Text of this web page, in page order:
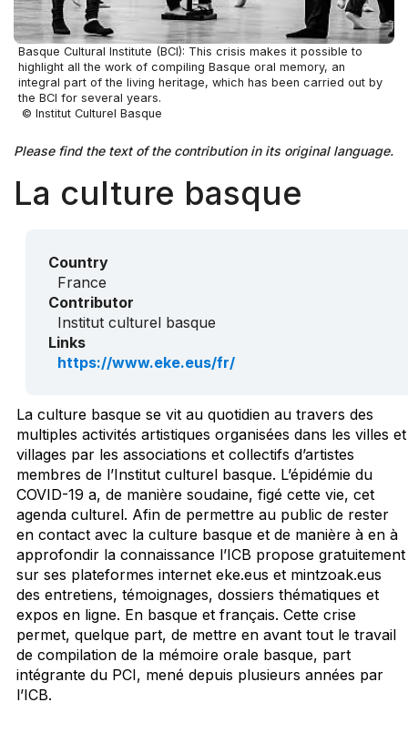
Basque Cultural Institute (BCI): This crisis makes it possible to
highlight all the work of compiling Basque oral memory, an
integral part of the living heritage, which has been carried out by
the BCI for several years.
© Institut Culturel Basque
Please find the text of the contribution in its original language.
La culture basque
Country
France
Contributor
Institut culturel basque
Links
https://www.eke.eus/fr/
La culture basque se vit au quotidien au travers des
multiples activités artistiques organisées dans les villes et
villages par les associations et collectifs d’artistes
membres de l’Institut culturel basque. L’épidémie du
COVID-19 a, de manière soudaine, figé cette vie, cet
agenda culturel. Afin de permettre au public de rester
en contact avec la culture basque et de manière à en à
approfondir la connaissance l’ICB propose gratuitement
sur ses plateformes internet eke.eus et mintzoak.eus
des entretiens, témoignages, dossiers thématiques et
expos en ligne. En basque et français. Cette crise
permet, quelque part, de mettre en avant tout le travail
de compilation de la mémoire orale basque, part
intégrante du PCI, mené depuis plusieurs années par
l’ICB.